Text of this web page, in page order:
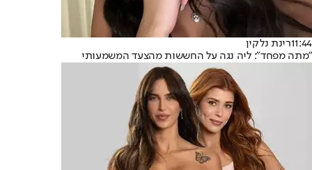
11:44רינת נלקין
"מתה מפחד": ליה נגה על החששות מהצעד המשמעותי